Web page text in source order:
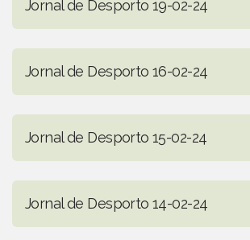
Jornal de Desporto 19-02-24
Jornal de Desporto 16-02-24
Jornal de Desporto 15-02-24
Jornal de Desporto 14-02-24